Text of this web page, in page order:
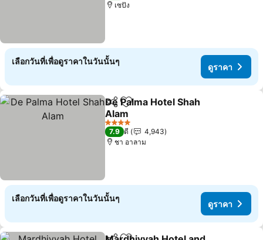
เซปัง
เลือกวันที่เพื่อดูราคาในวันนั้นๆ
ดูราคา
แชร์ เพิ่มในรายการโปรด
De Palma Hotel Shah
Alam
ดูราคา
4 ดาว
7.9 ดี
4,943
ชา อาลาม
เลือกวันที่เพื่อดูราคาในวันนั้นๆ
ดูราคา